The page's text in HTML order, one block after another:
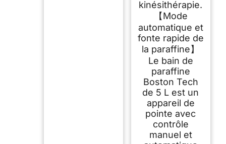
kinésithérapie.
【Mode
automatique et
fonte rapide de
la paraffine】
Le bain de
paraffine
Boston Tech
de 5 L est un
appareil de
pointe avec
contrôle
manuel et